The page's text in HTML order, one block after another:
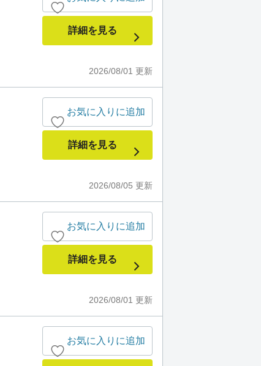
2026/08/01 更新
詳細を見る
2026/08/05 更新
お気に入りに追加
詳細を見る
2026/08/01 更新
お気に入りに追加
詳細を見る
お気に入りに追加